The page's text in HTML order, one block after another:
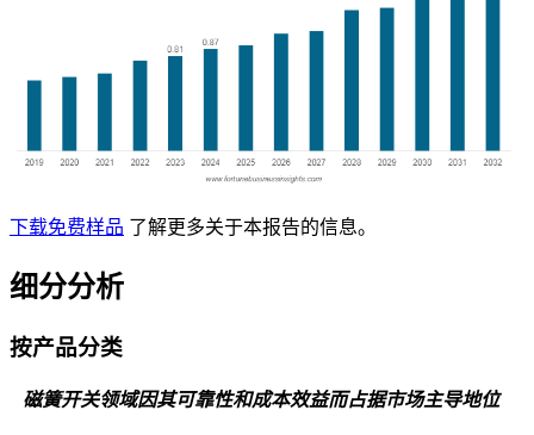
下载免费样品 了解更多关于本报告的信息。
细分分析
按产品分类
磁簧开关领域因其可靠性和成本效益而占据市场主导地位